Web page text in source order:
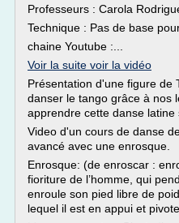
Professeurs : Carola
Technique : Pas de base
chaine Youtube :...
Voir la suite voir la vidéo
Présentation d'une figure de
danser le tango grâce à nos
apprendre cette danse latine
Video d'un cours de danse
avancé avec une enrosque.
Enrosque: (de enroscar :
fioriture de l’homme, qui
enroule son pied libre de
lequel il est en appui et pivote.